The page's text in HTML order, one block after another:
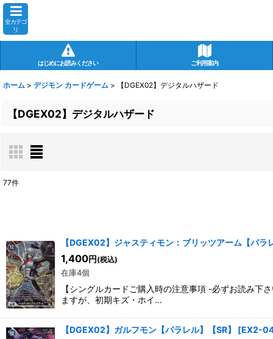
全カテゴ
リ
はじめにお読みください ご利用案内
ホーム > デジモン カードゲーム > 【DGEX02】デジタルハザード
【DGEX02】デジタルハザード
並び順:
77件
【DGEX02】ジャスティモン：ブリッツアーム【パラ
1,400円 (税込)
在庫4個
【シングルカードご購入時の注意事項 -必ずお読み
ますが、初期キズ・ホイ…
【DGEX02】ガルフモン【パラレル】【SR】 [EX2-